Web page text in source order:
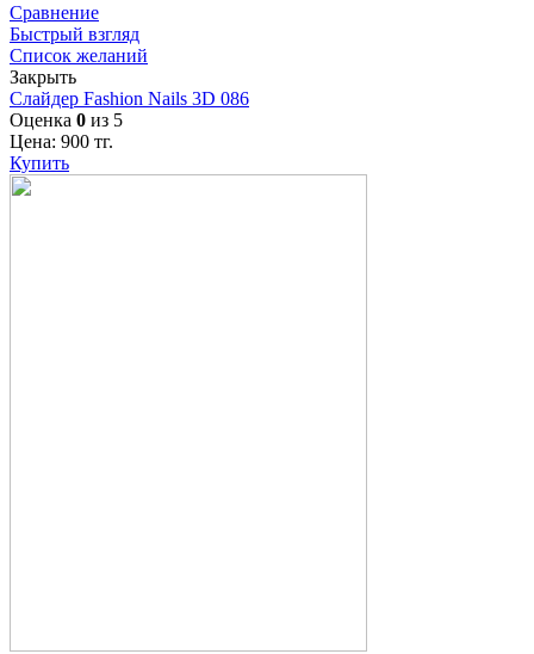
Сравнение
Быстрый взгляд
Список желаний
Закрыть
Слайдер Fashion Nails 3D 086
Оценка 0 из 5
Цена: 900 тг.
Купить